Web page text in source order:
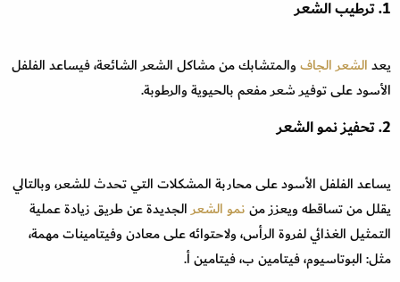
1. ترطيب الشعر
يعدالشعر الجافوالمتشابك من مشاكل الشعر الشائعة، فيساعد الفلفل
الأسود على توفير شعر مفعم بالحيوية والرطوبة.
2. تحفيز نمو الشعر
يساعد الفلفل الأسود على محاربة المشكلات التي تحدث للشعر، وبالتالي
يقلل من تساقطه ويعزز مننمو الشعرالجديدة عن طريق زيادة عملية
التمثيل الغذائي لفروة الرأس، ولاحتوائه على معادن وفيتامينات مهمة،
مثل: البوتاسيوم، فيتامين ب، فيتامين أ.